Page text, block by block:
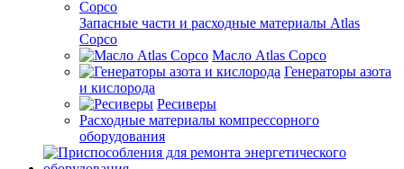
Запасные части и расходные материалы Atlas
Copco
Масло Atlas Copco
Генераторы азота
и кислорода
Ресиверы
Расходные материалы компрессорного
оборудования